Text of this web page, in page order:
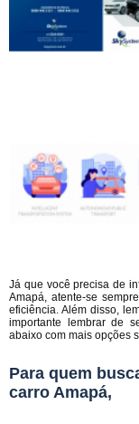
Já que você precisa de
Amapá, atente-se
eficiência. Além disso,
importante lembrar de
abaixo com mais opções
Para quem
carro Amapá,